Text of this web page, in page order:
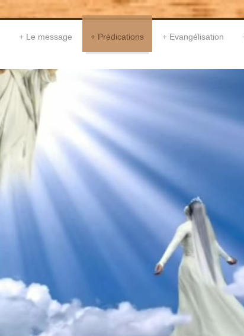
Le message Prédications Evangélisation